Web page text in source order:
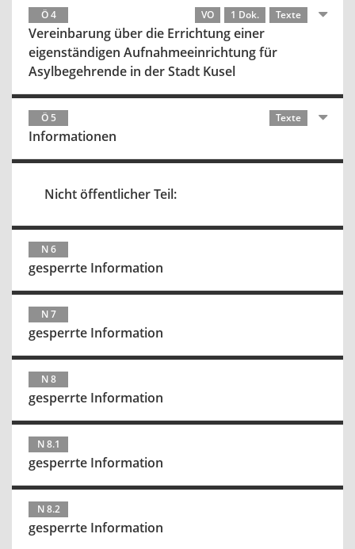
Ö 4 VO 1 Dok. Texte
Vereinbarung über die Errichtung einer
eigenständigen Aufnahmeeinrichtung für
Asylbegehrende in der Stadt Kusel
Ö 5 Texte
Informationen
Nicht öffentlicher Teil:
N 6
gesperrte Information
N 7
gesperrte Information
N 8
gesperrte Information
N 8.1
gesperrte Information
N 8.2
gesperrte Information